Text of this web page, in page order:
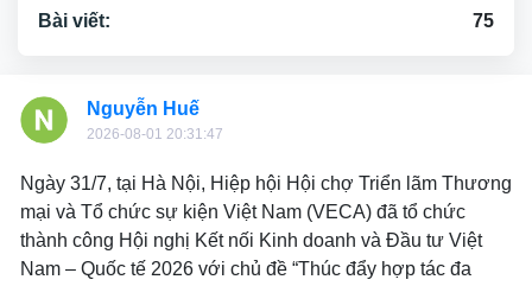
Nguyễn Huế
2026-08-01 20:31:47
Ngày 31/7, tại Hà Nội, Hiệp hội Hội chợ Triển lãm Thương
mại và Tổ chức sự kiện Việt Nam (VECA) đã tổ chức
thành công Hội nghị Kết nối Kinh doanh và Đầu tư Việt
Nam – Quốc tế 2026 với chủ đề “Thúc đẩy hợp tác đa
Bài viết:
75